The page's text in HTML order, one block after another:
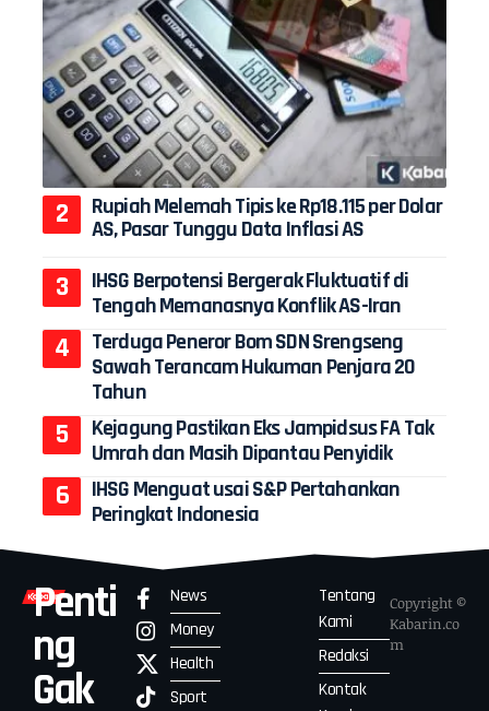
Rupiah Melemah Tipis ke Rp18.115 per Dolar
AS, Pasar Tunggu Data Inflasi AS
IHSG Berpotensi Bergerak Fluktuatif di
Tengah Memanasnya Konflik AS-Iran
Terduga Peneror Bom SDN Srengseng
Sawah Terancam Hukuman Penjara 20
Tahun
Kejagung Pastikan Eks Jampidsus FA Tak
Umrah dan Masih Dipantau Penyidik
IHSG Menguat usai S&P Pertahankan
Peringkat Indonesia
Penti
ng
Gak
News
Money
Health
Sport
Tentang
Kami
Redaksi
Kontak
Copyright ©
Kabarin.co
m